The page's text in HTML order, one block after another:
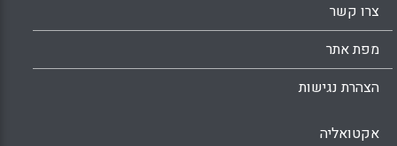
צרו קשר
מפת אתר
הצהרת נגישות
אקטואליה